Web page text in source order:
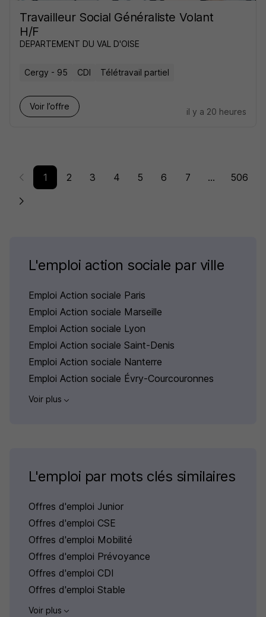
Travailleur Social Généraliste Volant
H/F
DEPARTEMENT DU VAL D'OISE
Cergy - 95 CDI Télétravail partiel
Voir l’offre
il y a 20 heures
1 2 3 4 5 6 7 ... 506
L'emploi action sociale par ville
Emploi Action sociale Paris
Emploi Action sociale Marseille
Emploi Action sociale Lyon
Emploi Action sociale Saint-Denis
Emploi Action sociale Nanterre
Emploi Action sociale Évry-Courcouronnes
Voir plus
L'emploi par mots clés similaires
Offres d'emploi Junior
Offres d'emploi CSE
Offres d'emploi Mobilité
Offres d'emploi Prévoyance
Offres d'emploi CDI
Offres d'emploi Stable
Voir plus